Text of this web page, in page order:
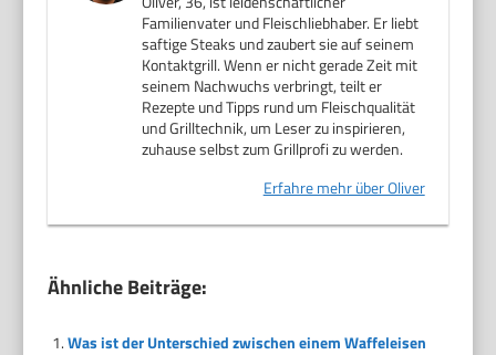
Familienvater und Fleischliebhaber. Er liebt
saftige Steaks und zaubert sie auf seinem
Kontaktgrill. Wenn er nicht gerade Zeit mit
seinem Nachwuchs verbringt, teilt er
Rezepte und Tipps rund um Fleischqualität
und Grilltechnik, um Leser zu inspirieren,
zuhause selbst zum Grillprofi zu werden.
Erfahre mehr über Oliver
Ähnliche Beiträge:
Was ist der Unterschied zwischen einem Waffeleisen